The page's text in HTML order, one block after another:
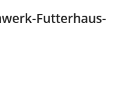
Futterhaus-